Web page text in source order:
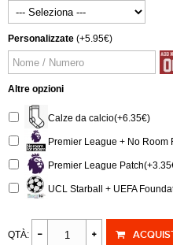
Personalizzate (+5.95€)
Altre opzioni
Calze da calcio(+6.35€)
Premier League + No Room
Premier League
UCL Starball + UEFA
QTÀ: